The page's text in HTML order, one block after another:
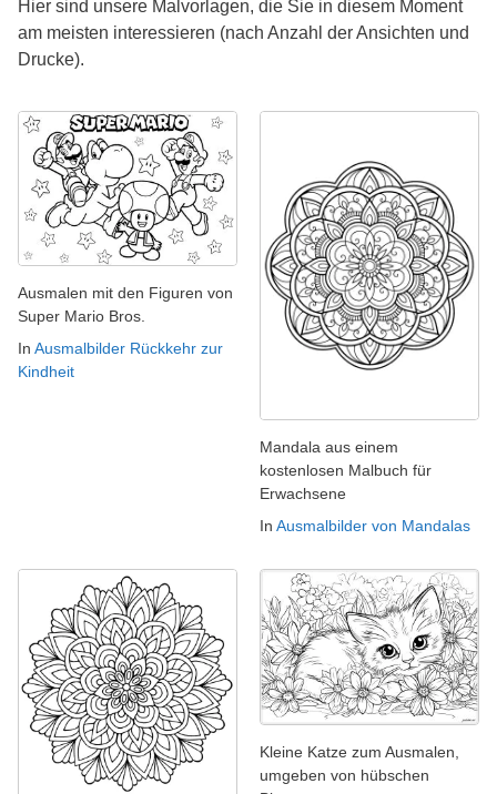
Hier sind unsere Malvorlagen, die Sie in diesem Moment
am meisten interessieren (nach Anzahl der Ansichten und
Drucke).
Ausmalen mit den Figuren von
Super Mario Bros.
In Ausmalbilder Rückkehr zur
Kindheit
Mandala aus einem
kostenlosen Malbuch für
Erwachsene
In Ausmalbilder von Mandalas
Kleine Katze zum Ausmalen,
umgeben von hübschen